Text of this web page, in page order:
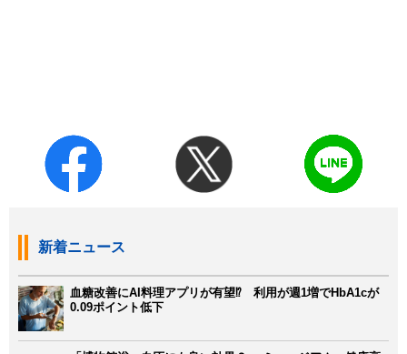
新着ニュース
血糖改善にAI料理アプリが有望⁉ 利用が週1増でHbA1cが
0.09ポイント低下